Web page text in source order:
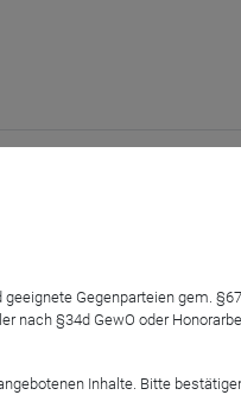
ab, die sich
erstreckt.
geschickt nutzen?
Gegenparteien gem.
nach §34d GewO oder
Inhalte. Bitte